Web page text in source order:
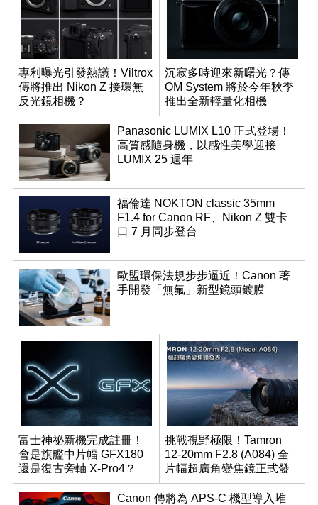
專利曝光引發熱議！Viltrox
傳將推出 Nikon Z 接環無
反光鏡相機？
沉寂多時迎來新曙光？傳
OM System 將於今年秋季
推出全新輕量化相機
Panasonic LUMIX L10 正式登場！
高質感隨身機，以感性美學迎接
LUMIX 25 週年
福倫達 NOKTON classic 35mm
F1.4 for Canon RF、Nikon Z 雙卡
口 7 月同步登台
歐盟環保法規步步逼近！Canon 著
手開發「無氟」新型鏡頭鍍膜
富士神祕新機完成註冊！
會是旗艦中片幅 GFX180
還是復古旁軸 X-Pro4？
挑戰視野極限！Tamron
12-20mm F2.8 (A084) 全
片幅超廣角變焦鏡正式發
表
Canon 傳將為 APS-C 機型導入堆